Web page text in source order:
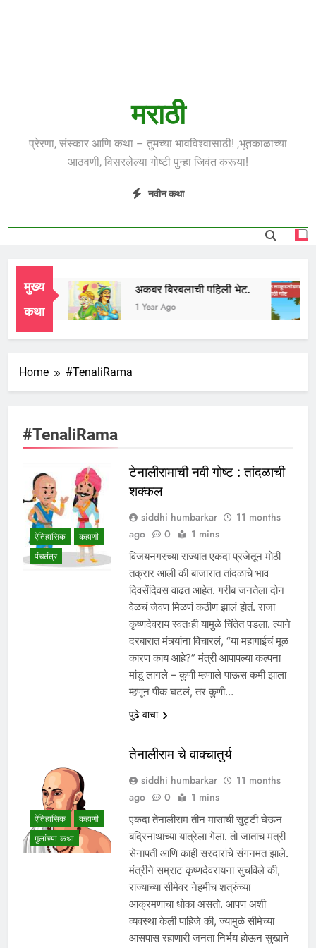
मराठी
प्रेरणा, संस्कार आणि कथा – तुमच्या भावविश्वासाठी! ,भूतकाळाच्या
आठवणी, विसरलेल्या गोष्टी पुन्हा जिवंत करूया!
नवीन कथा
मुख्य
कथा
भाई
Year Ago
अकबर बिरबलाची पहिली भेट.
1 Year Ago
Home #TenaliRama
#TenaliRama
ऐतिहासिक
कहाणी
पंचतंत्र
टेनालीरामाची नवी गोष्ट : तांदळाची
शक्कल
siddhi humbarkar
11 months
ago
0 1 mins
विजयनगरच्या राज्यात एकदा प्रजेतून मोठी
तक्रार आली की बाजारात तांदळाचे भाव
दिवसेंदिवस वाढत आहेत. गरीब जनतेला दोन
वेळचं जेवण मिळणं कठीण झालं होतं. राजा
कृष्णदेवराय स्वतःही यामुळे चिंतेत पडला. त्याने
दरबारात मंत्र्यांना विचारलं, “या महागाईचं मूळ
कारण काय आहे?” मंत्री आपापल्या कल्पना
मांडू लागले – कुणी म्हणाले पाऊस कमी झाला
म्हणून पीक घटलं, तर कुणी…
पुढे वाचा
ऐतिहासिक
कहाणी
मुलांच्या कथा
तेनालीराम चे वाक्चातुर्य
siddhi humbarkar
11 months
ago
0 1 mins
एकदा तेनालीराम तीन मासाची सुट्टी घेऊन
बद्रिनाथाच्या यात्रेला गेला. तो जाताच मंत्री
सेनापती आणि काही सरदारांचे संगनमत झाले.
मंत्रीने सम्राट कृष्णदेवरायना सुचविले की,
राज्याच्या सीमेवर नेहमीच शत्रुंच्या
आक्रमणाचा धोका असतो. आपण अशी
व्यवस्था केली पाहिजे की, ज्यामुळे सीमेच्या
आसपास रहाणारी जनता निर्भय होऊन सुखाने